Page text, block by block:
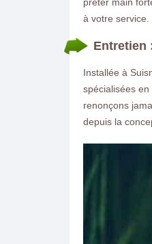
à votre service.
Entretien
Installée à
spécialisées
renonçons
depuis la